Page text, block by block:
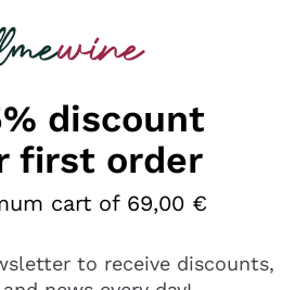
discount
first order
cart of 69,00 €
to receive discounts,